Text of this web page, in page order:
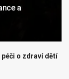
a
péči o zdraví dětí